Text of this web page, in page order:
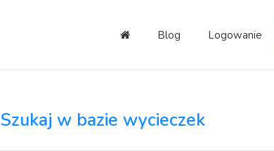
Blog Logowanie
Szukaj w bazie wycieczek